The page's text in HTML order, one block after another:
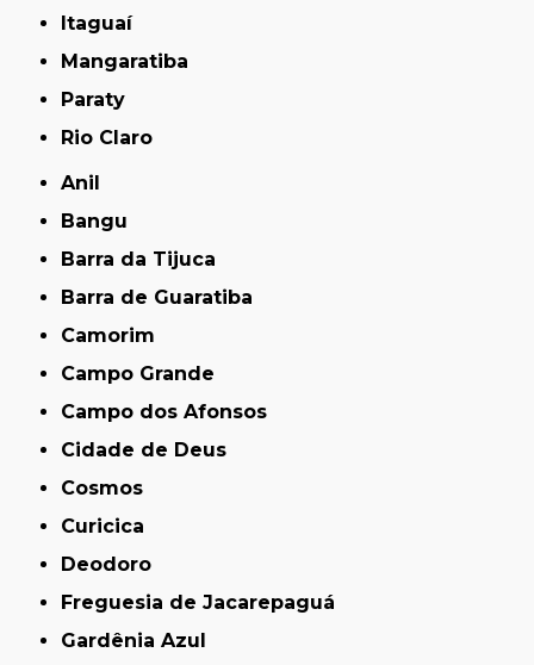
Itaguaí
Mangaratiba
Paraty
Rio Claro
Anil
Bangu
Barra da Tijuca
Barra de Guaratiba
Camorim
Campo Grande
Campo dos Afonsos
Cidade de Deus
Cosmos
Curicica
Deodoro
Freguesia de Jacarepaguá
Gardênia Azul